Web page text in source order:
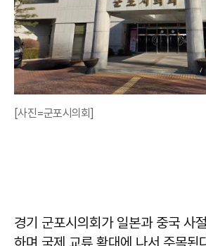
[사진=군포시의회]
경기 군포시의회가 일본과 중국 사
하며 국제 교류 확대에 나서 주목된